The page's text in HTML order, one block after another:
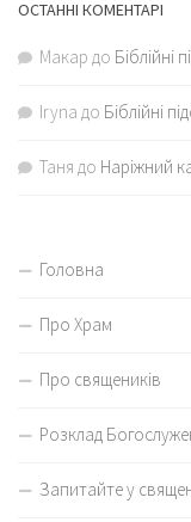
ОСТАННІ КОМЕНТАРІ
Макар до Біблійні
Iryna до Біблійні
Таня до Наріжний
Головна
Про Храм
Про священиків
Розклад
Запитайте у